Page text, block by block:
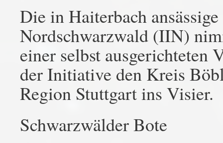
Die in Haiterbach
Nordschwarzwald (IIN)
einer selbst ausgerichteten
der Initiative den Kreis
Region Stuttgart ins Visier.
Schwarzwälder Bote